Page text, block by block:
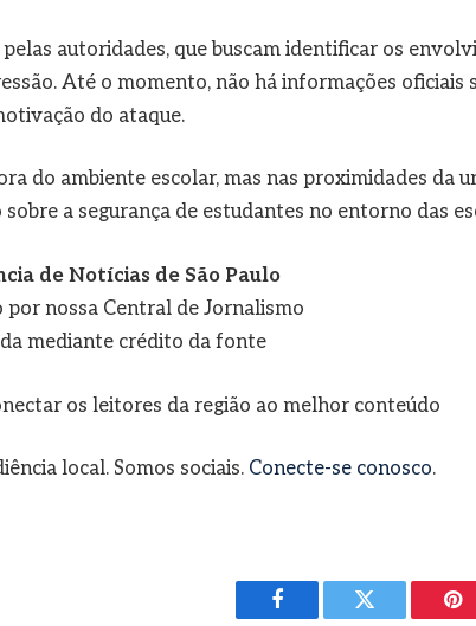
autoridades, que buscam identificar os
Até o momento, não há informações oficiais
do ataque.
do ambiente escolar, mas nas proximidades da
a segurança de estudantes no entorno das
de Notícias de São Paulo
nossa Central de Jornalismo
mediante crédito da fonte
os leitores da região ao melhor conteúdo
local. Somos sociais. Conecte-se conosco.
Facebook Twitter